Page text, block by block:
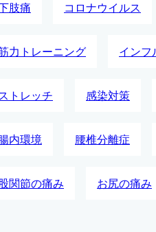
肢痛 コロナウイルス
力トレーニング インフ
トレッチ 感染対策
内環境 腰椎分離症
関節の痛み お尻の痛み